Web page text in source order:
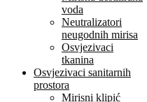
voda
Neutralizatori
neugodnih mirisa
Osvjezivaci
tkanina
Osvjezivaci sanitarnih
prostora
Mirisni klipić